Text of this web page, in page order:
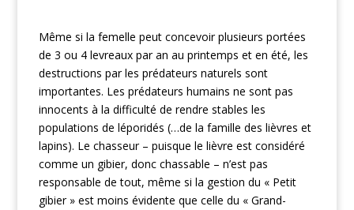
Même si la femelle peut concevoir plusieurs portées
de 3 ou 4 levreaux par an au printemps et en été, les
destructions par les prédateurs naturels sont
importantes. Les prédateurs humains ne sont pas
innocents à la difficulté de rendre stables les
populations de léporidés (…de la famille des lièvres et
lapins). Le chasseur – puisque le lièvre est considéré
comme un gibier, donc chassable – n’est pas
responsable de tout, même si la gestion du « Petit
gibier » est moins évidente que celle du « Grand-